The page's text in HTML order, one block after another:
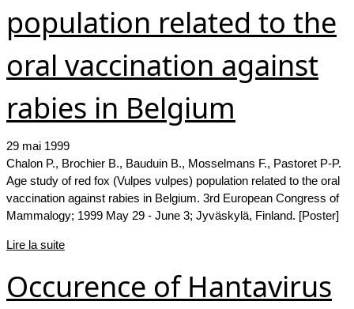
population related to the
oral vaccination against
rabies in Belgium
29 mai 1999
Chalon P., Brochier B., Bauduin B., Mosselmans F., Pastoret P-P.
Age study of red fox (Vulpes vulpes) population related to the oral
vaccination against rabies in Belgium. 3rd European Congress of
Mammalogy; 1999 May 29 - June 3; Jyväskylä, Finland. [Poster]
Lire la suite
Occurence of Hantavirus